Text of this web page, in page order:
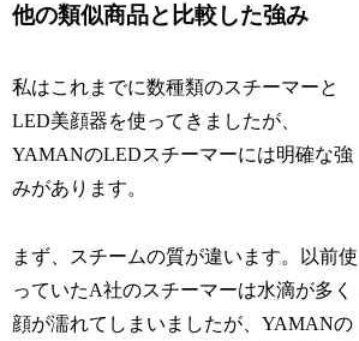
他の類似商品と比較した強み
私はこれまでに数種類のスチーマーと
LED美顔器を使ってきましたが、
YAMANのLEDスチーマーには明確な強
みがあります。
まず、スチームの質が違います。以前使
っていたA社のスチーマーは水滴が多く
顔が濡れてしまいましたが、YAMANの